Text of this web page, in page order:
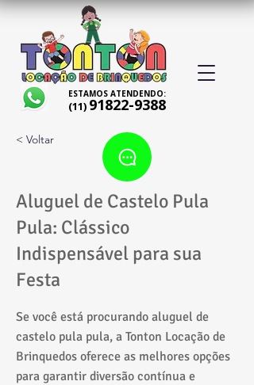
ESTAMOS ATENDENDO:
(11) 91822-9388
< Voltar
Aluguel de Castelo Pula
Pula: Clássico
Indispensável para sua
Festa
Se você está procurando aluguel de
castelo pula pula, a Tonton Locação de
Brinquedos oferece as melhores opções
para garantir diversão contínua e